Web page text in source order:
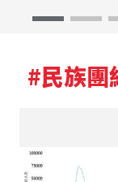
#民族團